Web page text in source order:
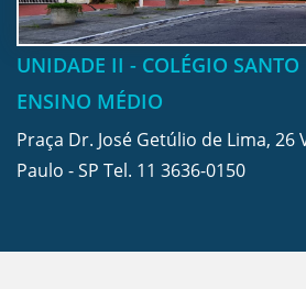
UNIDADE II - COLÉGIO
ENSINO MÉDIO
Praça Dr. José Getúlio de Lima, 26
Paulo - SP Tel. 11 3636-0150